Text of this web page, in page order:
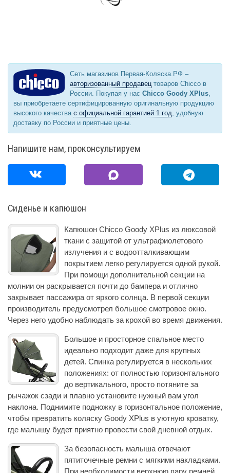
Сеть магазинов Первая-Коляска.РФ –
авторизованный продавецтоваров Chicco в
России. Покупая у нас Chicco Goody XPlus,
вы приобретаете сертифицированную оригинальную продукцию
высокого качества с официальной гарантией 1 год, удобную
доставку по России и приятные цены.
Напишите нам, проконсультируем
Сиденье и капюшон
Капюшон Chicco Goody XPlus из люксовой
ткани с защитой от ультрафиолетового
излучения и с водоотталкивающим
покрытием легко регулируется одной рукой.
При помощи дополнительной секции на
молнии он раскрывается почти до бампера и отлично
закрывает пассажира от яркого солнца. В первой секции
производитель предусмотрел большое смотровое окно.
Через него удобно наблюдать за крохой во время движения.
Большое и просторное спальное место
идеально подходит даже для крупных
детей. Спинка регулируется в нескольких
положениях: от полностью горизонтального
до вертикального, просто потяните за
рычажок сзади и плавно установите нужный вам угол
наклона. Поднимите подножку в горизонтальное положение,
чтобы превратить коляску Goody XPlus в уютную кроватку,
где малышу будет приятно провести свой дневной отдых.
За безопасность малыша отвечают
пятиточечные ремни с мягкими накладками.